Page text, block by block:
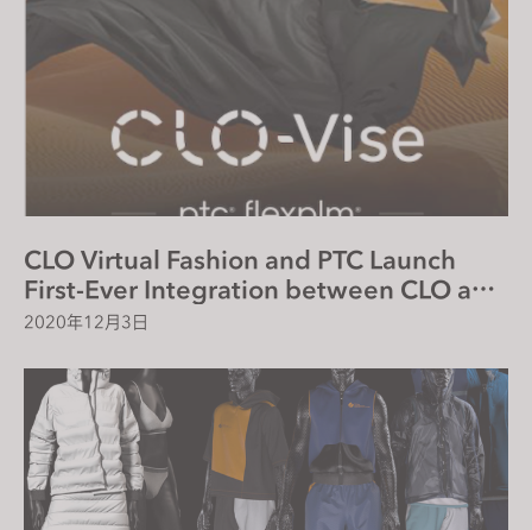
CLO Virtual Fashion and PTC Launch
First-Ever Integration between CLO and
FlexPLM
2020年12月3日